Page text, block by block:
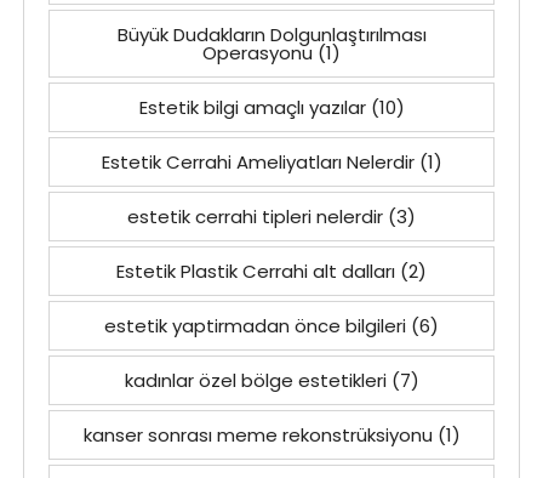
Büyük Dudakların Dolgunlaştırılması
Operasyonu (1)
Estetik bilgi amaçlı yazılar(10)
Estetik Cerrahi Ameliyatları Nelerdir(1)
estetik cerrahi tipleri nelerdir (3)
Estetik Plastik Cerrahi alt dalları (2)
estetik yaptirmadan önce bilgileri (6)
kadınlar özel bölge estetikleri(7)
kanser sonrası meme rekonstrüksiyonu (1)